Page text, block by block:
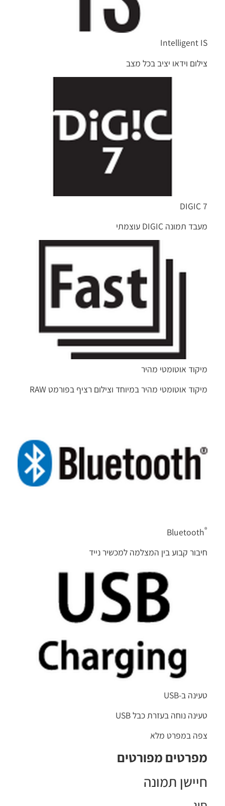
Intelligent IS
צילום וידאו יציב בכל מצב
DIGIC 7
מעבד תמונה DIGIC עוצמתי
מיקוד אוטומטי מהיר
מיקוד אוטומטי מהיר במיוחד וצילום רציף בפורמט RAW
®
Bluetooth
חיבור קבוע בין המצלמה למכשיר נייד
טעינה ב-USB
טעינה נוחה בעזרת כבל USB
צפה במפרט מלא
מפרטים מפורטים
חיישן תמונה